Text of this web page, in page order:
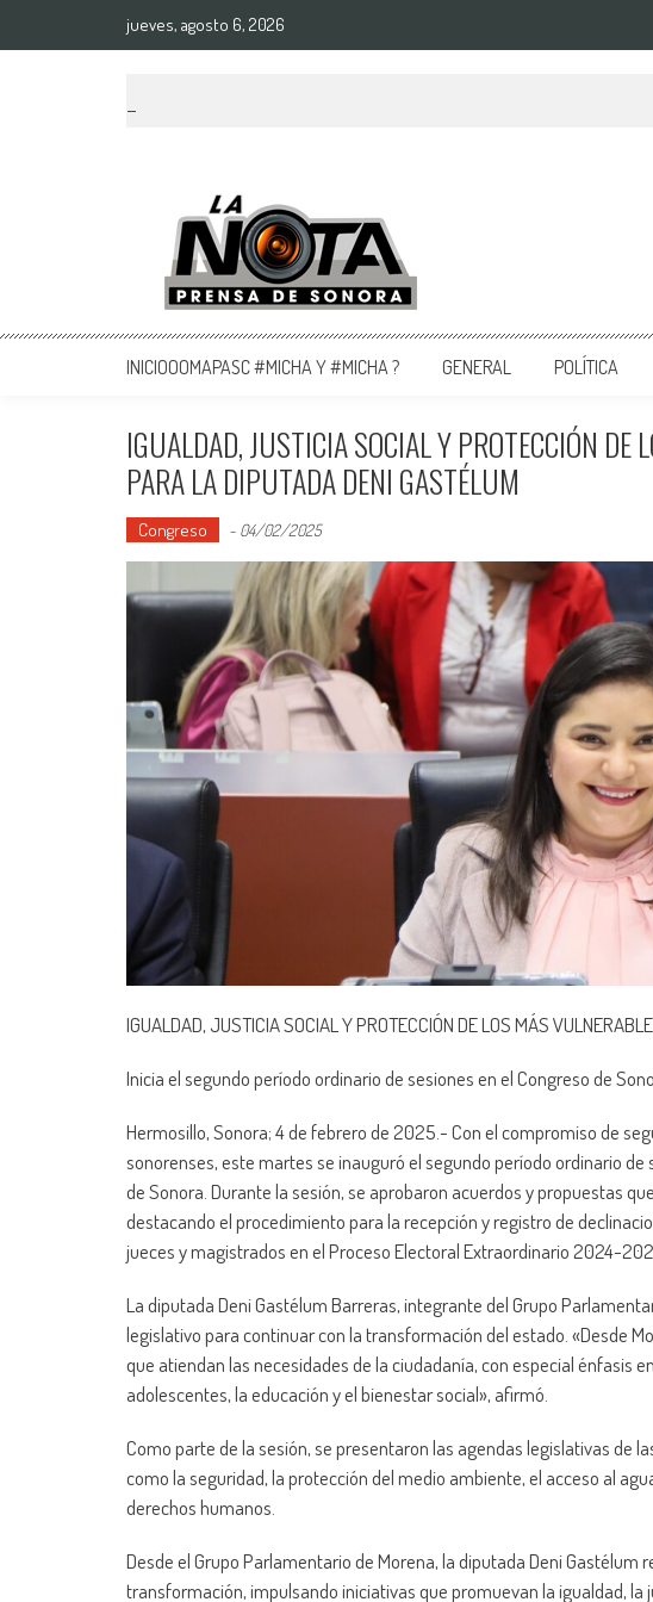
jueves, agosto 6, 2026
La Nota Prensa De Sonora
Noticias del día
INICIOOOMAPASC #MICHA Y #MICHA ? GENERAL POLÍTICA
IGUALDAD, JUSTICIA SOCIAL Y PROTECCIÓN
PARA LA DIPUTADA DENI GASTÉLUM
Congreso - 04/02/2025
IGUALDAD, JUSTICIA SOCIAL Y PROTECCIÓN DE LOS MÁS
Inicia el segundo período ordinario de sesiones en el Congreso de
Hermosillo, Sonora; 4 de febrero de 2025.- Con el compromiso de
sonorenses, este martes se inauguró el segundo período ordinario
de Sonora. Durante la sesión, se aprobaron acuerdos y propuestas
destacando el procedimiento para la recepción y registro de
jueces y magistrados en el Proceso Electoral Extraordinario 2024-
La diputada Deni Gastélum Barreras, integrante del Grupo
legislativo para continuar con la transformación del estado. «Desde
que atiendan las necesidades de la ciudadanía, con especial énfasis
adolescentes, la educación y el bienestar social», afirmó.
Como parte de la sesión, se presentaron las agendas legislativas de
como la seguridad, la protección del medio ambiente, el acceso al
derechos humanos.
Desde el Grupo Parlamentario de Morena, la diputada Deni
transformación, impulsando iniciativas que promuevan la igualdad, la